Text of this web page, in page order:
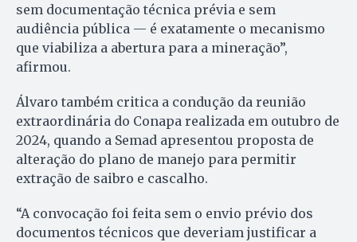
sem documentação técnica prévia e sem
audiência pública — é exatamente o mecanismo
que viabiliza a abertura para a mineração”,
afirmou.
Álvaro também critica a condução da reunião
extraordinária do Conapa realizada em outubro de
2024, quando a Semad apresentou proposta de
alteração do plano de manejo para permitir
extração de saibro e cascalho.
“A convocação foi feita sem o envio prévio dos
documentos técnicos que deveriam justificar a